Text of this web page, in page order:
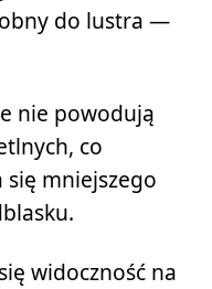
do lustra —
nie powodują
co
mniejszego
widoczność na